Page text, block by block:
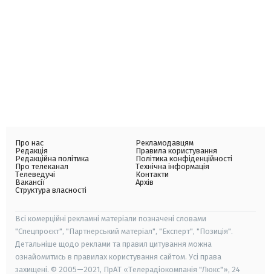
Про нас
Редакція
Редакційна політика
Про телеканал
Телеведучі
Вакансії
Структура власності
Рекламодавцям
Правила користування
Політика конфіденційності
Технічна інформація
Контакти
Архів
Всі комерційні рекламні матеріали позначені словами
"Спецпроєкт", "Партнерський матеріал", "Експерт", "Позиція".
Детальніше щодо реклами та правил цитування можна
ознайомитись в правилах користування сайтом. Усі права
захищені. © 2005—2021, ПрАТ «Телерадіокомпанія "Люкс"», 24